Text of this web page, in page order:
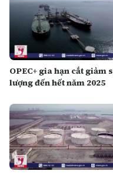
OPEC+ gia hạn cắt giảm
lượng đến hết năm 2025